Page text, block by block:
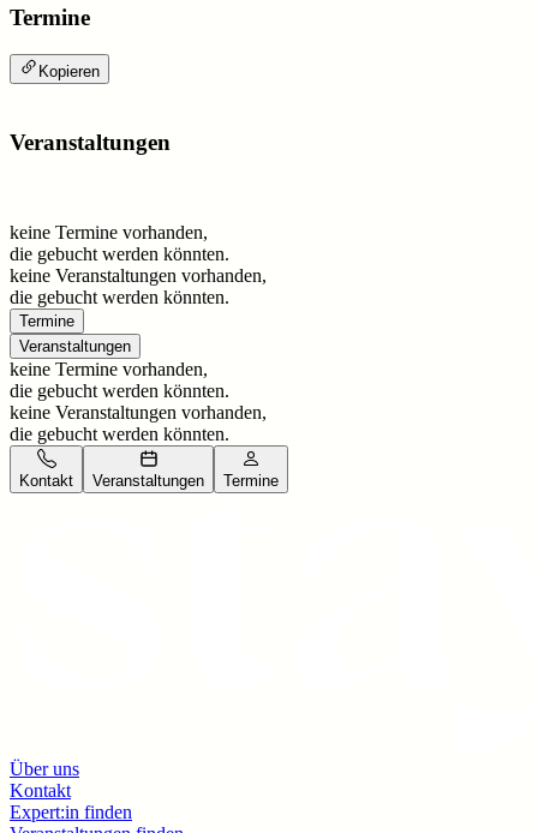
Termine
Kopieren
Veranstaltungen
keine Termine vorhanden,
die gebucht werden könnten.
keine Veranstaltungen vorhanden,
die gebucht werden könnten.
Termine
Veranstaltungen
keine Termine vorhanden,
die gebucht werden könnten.
keine Veranstaltungen vorhanden,
die gebucht werden könnten.
Kontakt Veranstaltungen Termine
Über uns
Kontakt
Expert:in finden